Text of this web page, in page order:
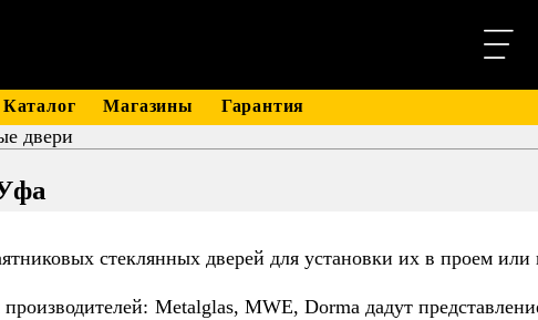
Каталог Магазины Гарантия
двери
стеклянных дверей для установки их в проем или
Metalglas, MWE, Dorma дадут